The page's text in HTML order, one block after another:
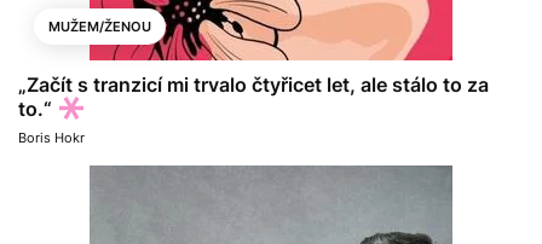
MUŽEM/ŽENOU
„Začít s tranzicí mi trvalo čtyřicet let, ale stálo to za
to.“
Boris Hokr